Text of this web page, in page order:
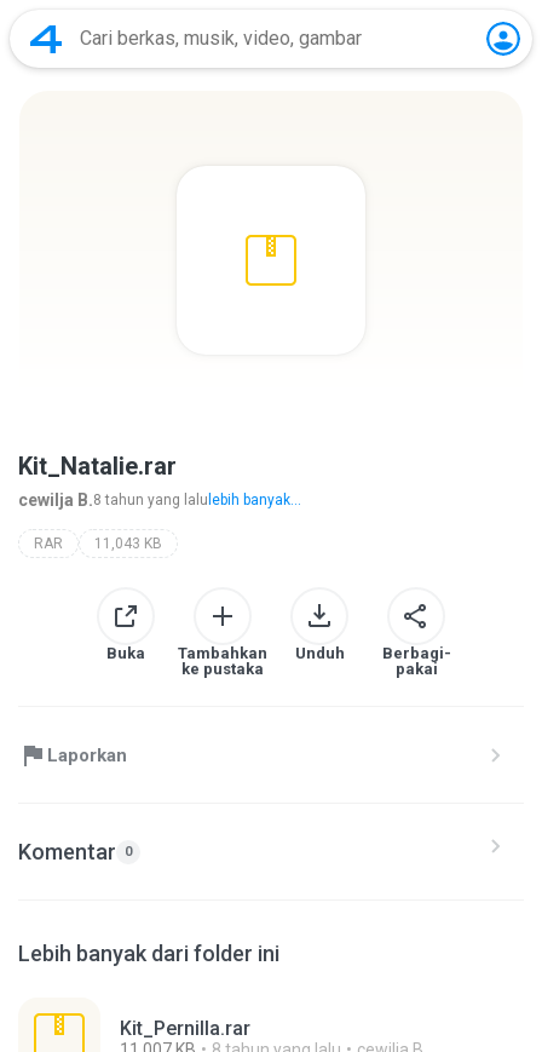
Kit_Natalie.rar
cewilja B.8 tahun yang lalu lebih banyak...
RAR 11,043 KB
Buka
Tambahkan
ke pustaka
Unduh
Berbagi-
pakai
Laporkan
Komentar 0
Lebih banyak dari folder ini
Kit_Pernilla.rar